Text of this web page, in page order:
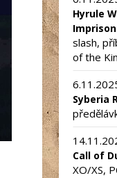
Hyrule
slash,
of the
Syberia
Call of
XO/XS,